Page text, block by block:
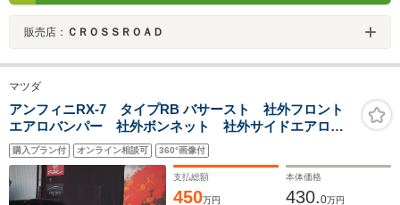
販売店： ＣＲＯＳＳＲＯＡＤ
マツダ
アンフィニRX-7 タイプRB バサースト 社外フロント
エアロバンパー 社外ボンネット 社外サイドエアロ
社外リアスポイラー TEIN車高調 社外エアクリ 社外
ドアミラー 社外マフラー 運転席助手席ブリッドシー
ト
購入プラン付 オンライン相談可 360°画像付
支払総額
450万円
本体価格
430.0万円